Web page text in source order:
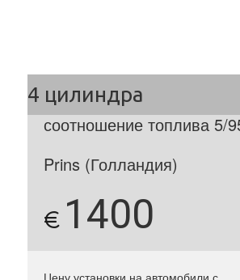
соотношение топлива 5/
Prins (Голландия)
€ 1400
Цену установки на автомобили с